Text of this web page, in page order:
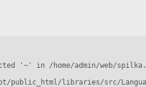
'~' in /home/admin/web/
public_html/libraries/src/